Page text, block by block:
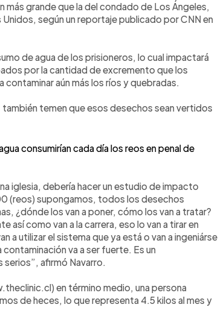
grande que la del condado de Los Ángeles,
según un reportaje publicado por CNN en
de agua de los prisioneros, lo cual impactará
por la cantidad de excremento que los
aún más los ríos y quebradas.
temen que esos desechos sean vertidos
consumirían cada día los reos en penal de
iglesia, debería hacer un estudio de impacto
(reos) supongamos, todos los desechos
¿dónde los van a poner, cómo los van a tratar?
así como van a la carrera, eso lo van a tirar en
a utilizar el sistema que ya está o van a ingeniárse
va a ser fuerte. Es un
afirmó Navarro.
en término medio, una persona
de heces, lo que representa 4.5 kilos al mes y